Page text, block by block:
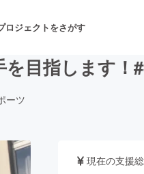
ロジェクトをさがす
舞台・パフォーマンス
目指します！
ーツ
現在の支援